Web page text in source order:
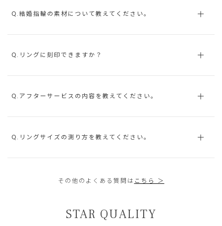
Q.結婚指輪の素材について教えてください。
Q.リングに刻印できますか？
Q.アフターサービスの内容を教えてください。
Q.リングサイズの測り方を教えてください。
その他のよくある質問は こちら ＞
STAR QUALITY